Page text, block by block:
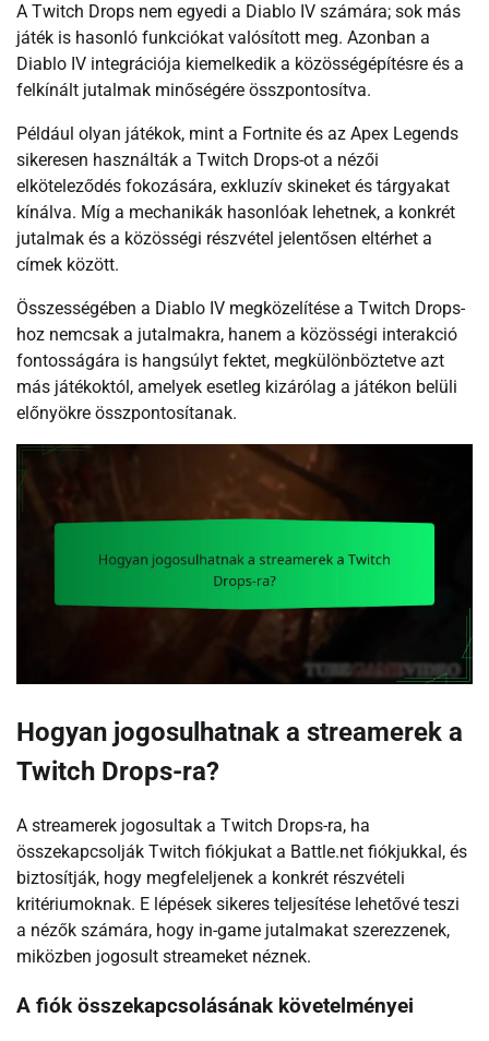
A Twitch Drops nem egyedi a Diablo IV számára; sok más
játék is hasonló funkciókat valósított meg. Azonban a
Diablo IV integrációja kiemelkedik a közösségépítésre és a
felkínált jutalmak minőségére összpontosítva.
Például olyan játékok, mint a Fortnite és az Apex Legends
sikeresen használták a Twitch Drops-ot a nézői
elköteleződés fokozására, exkluzív skineket és tárgyakat
kínálva. Míg a mechanikák hasonlóak lehetnek, a konkrét
jutalmak és a közösségi részvétel jelentősen eltérhet a
címek között.
Összességében a Diablo IV megközelítése a Twitch Drops-
hoz nemcsak a jutalmakra, hanem a közösségi interakció
fontosságára is hangsúlyt fektet, megkülönböztetve azt
más játékoktól, amelyek esetleg kizárólag a játékon belüli
előnyökre összpontosítanak.
Hogyan jogosulhatnak a streamerek a
Twitch Drops-ra?
A streamerek jogosultak a Twitch Drops-ra, ha
összekapcsolják Twitch fiókjukat a Battle.net fiókjukkal, és
biztosítják, hogy megfeleljenek a konkrét részvételi
kritériumoknak. E lépések sikeres teljesítése lehetővé teszi
a nézők számára, hogy in-game jutalmakat szerezzenek,
miközben jogosult streameket néznek.
A fiók összekapcsolásának követelményei